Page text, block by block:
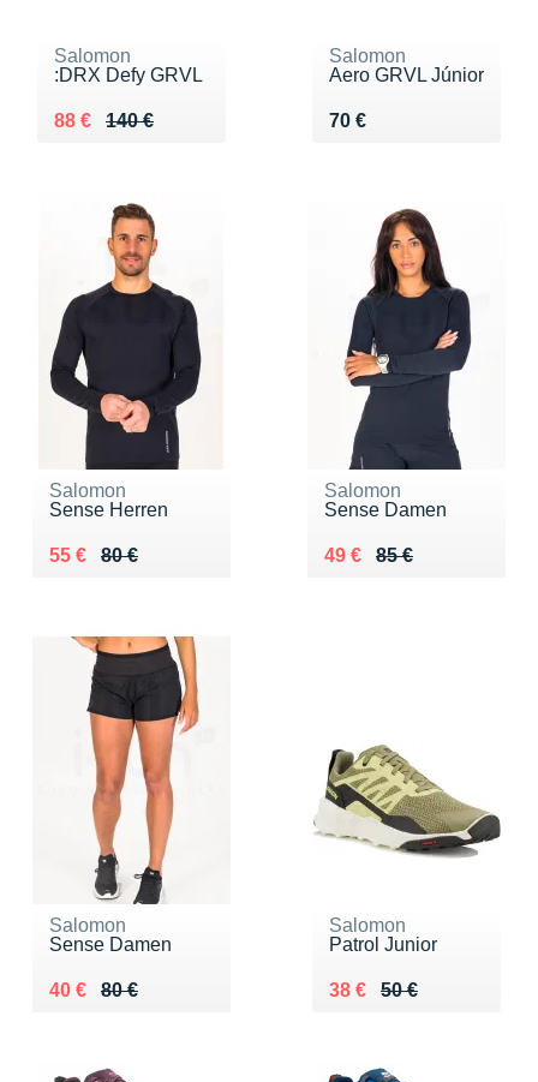
Salomon
:DRX Defy GRVL
140 €
Au lieu de 140 €
88 €
Vendu 88 €
Salomon
Aero GRVL Júnior
70 €
Vendu 70 €
Salomon
Sense Herren
80 €
Au lieu de 80 €
55 €
Vendu 55 €
Salomon
Sense Damen
85 €
Au lieu de 85 €
49 €
Vendu 49 €
Salomon
Sense Damen
80 €
Au lieu de 80 €
40 €
Vendu 40 €
Salomon
Patrol Junior
50 €
Au lieu de 50 €
38 €
Vendu 38 €